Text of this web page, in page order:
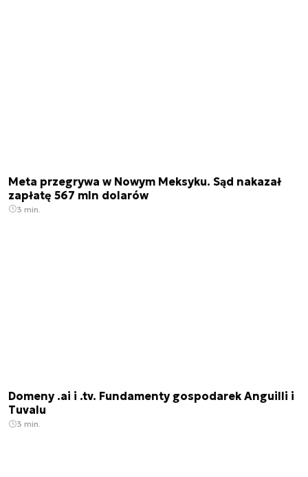
Meta przegrywa w Nowym Meksyku. Sąd nakazał
zapłatę 567 mln dolarów
3 min.
Domeny .ai i .tv. Fundamenty gospodarek Anguilli i
Tuvalu
3 min.